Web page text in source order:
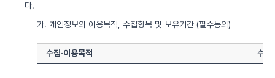
다.
가. 개인정보의 이용목적, 수집항목 및 보유기간 (필수동의)
수집·이용목적 수집